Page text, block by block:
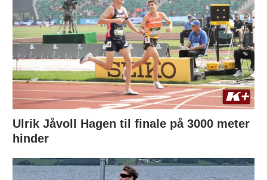
Ulrik Jåvoll Hagen til finale på 3000 meter
hinder